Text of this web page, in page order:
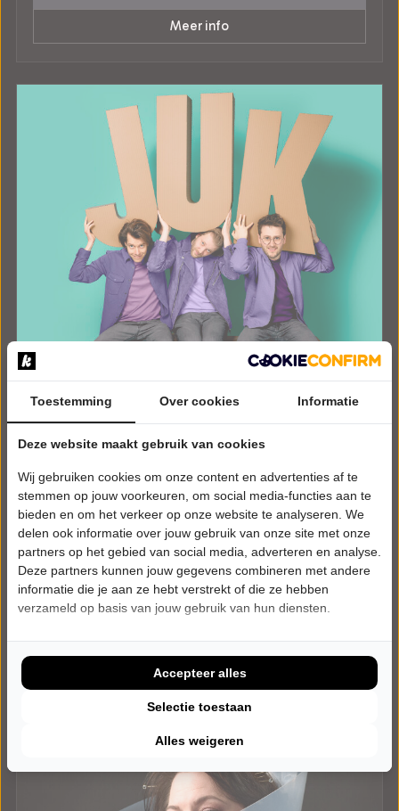
Meer info
ZATERDAG 3 OKTOBER 2026 • 20:30 UUR
JUK
't Tejaterke
Best
CABARET
Laatste Tickets
Meer info
Toestemming Over cookies Informatie
Deze website maakt gebruik van cookies
Wij gebruiken cookies om onze content en advertenties af te
stemmen op jouw voorkeuren, om social media-functies aan te
bieden en om het verkeer op onze website te analyseren. We
delen ook informatie over jouw gebruik van onze site met onze
partners op het gebied van social media, adverteren en analyse.
Deze partners kunnen jouw gegevens combineren met andere
informatie die je aan ze hebt verstrekt of die ze hebben
verzameld op basis van jouw gebruik van hun diensten.
Alles weigeren
Selectie toestaan
Accepteer alles